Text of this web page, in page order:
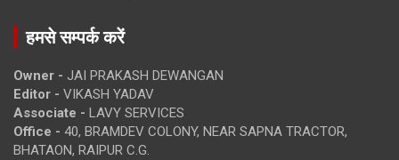
हमसे सम्पर्क करें
Owner - JAI PRAKASH DEWANGAN
Editor - VIKASH YADAV
Associate - LAVY SERVICES
Office - 40, BRAMDEV COLONY, NEAR SAPNA TRACTOR,
BHATAON, RAIPUR C.G.